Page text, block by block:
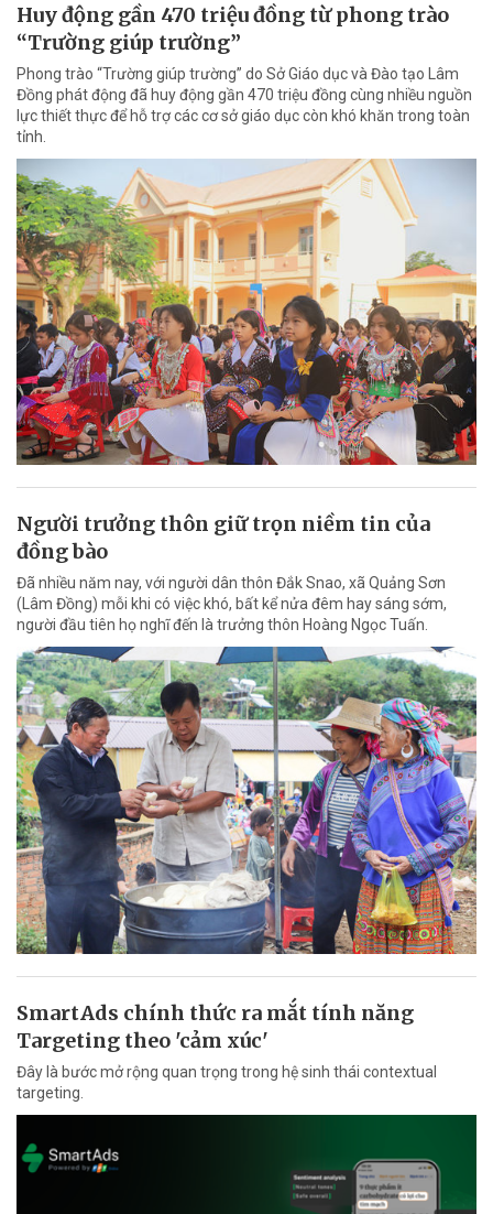
Huy động gần 470 triệu đồng từ phong trào
“Trường giúp trường”
Phong trào “Trường giúp trường” do Sở Giáo dục và Đào tạo Lâm
Đồng phát động đã huy động gần 470 triệu đồng cùng nhiều nguồn
lực thiết thực để hỗ trợ các cơ sở giáo dục còn khó khăn trong toàn
tỉnh.
Người trưởng thôn giữ trọn niềm tin của
đồng bào
Đã nhiều năm nay, với người dân thôn Đắk Snao, xã Quảng Sơn
(Lâm Đồng) mỗi khi có việc khó, bất kể nửa đêm hay sáng sớm,
người đầu tiên họ nghĩ đến là trưởng thôn Hoàng Ngọc Tuấn.
SmartAds chính thức ra mắt tính năng
Targeting theo 'cảm xúc'
Đây là bước mở rộng quan trọng trong hệ sinh thái contextual
targeting.